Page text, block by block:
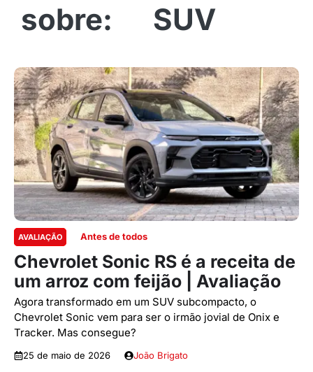
SUV
AVALIAÇÃO Antes de todos
Chevrolet Sonic RS é a receita de
um arroz com feijão | Avaliação
Agora transformado em um SUV subcompacto, o
Chevrolet Sonic vem para ser o irmão jovial de Onix e
Tracker. Mas consegue?
25 de maio de 2026 João Brigato